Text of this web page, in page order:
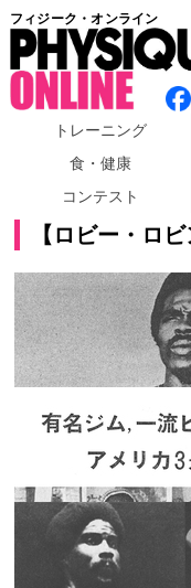
フィジーク・オンライン
トレーニング
食・健康
コンテスト
【ロビー・ロ
2018.11.27